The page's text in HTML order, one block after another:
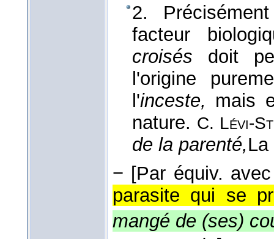
2.
facteur
croisés doit
l'origine
l'inceste, mais
nature. C. Lévi-
de la parenté,
− [Par équiv.
parasite qui se
mangé de (ses)